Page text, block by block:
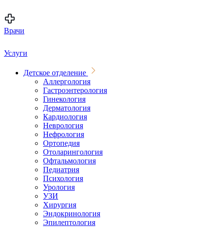
Врачи
Услуги
Детское отделение
Аллергология
Гастроэнтерология
Гинекология
Дерматология
Кардиология
Неврология
Нефрология
Ортопедия
Отоларингология
Офтальмология
Педиатрия
Психология
Урология
УЗИ
Хирургия
Эндокринология
Эпилептология